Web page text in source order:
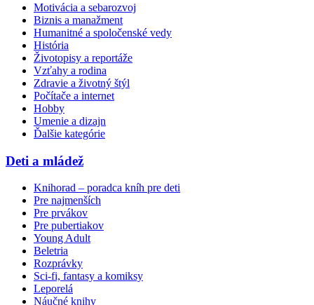
Motivácia a sebarozvoj
Biznis a manažment
Humanitné a spoločenské vedy
História
Životopisy a reportáže
Vzťahy a rodina
Zdravie a životný štýl
Počítače a internet
Hobby
Umenie a dizajn
Ďalšie kategórie
Deti a mládež
Knihorad – poradca kníh pre deti
Pre najmenších
Pre prvákov
Pre pubertiakov
Young Adult
Beletria
Rozprávky
Sci-fi, fantasy a komiksy
Leporelá
Náučné knihy